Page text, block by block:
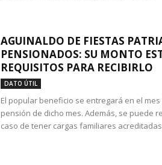
AGUINALDO DE FIESTAS
PENSIONADOS: SU MONTO
REQUISITOS PARA RECIBIRLO
DATO ÚTIL
El popular beneficio se entregará en el
pensión de dicho mes. Además, se puede
caso de tener cargas familiares